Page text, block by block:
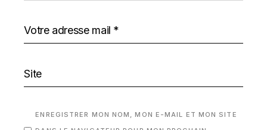
ENREGISTRER MON NOM, MON E-MAIL ET MON SITE